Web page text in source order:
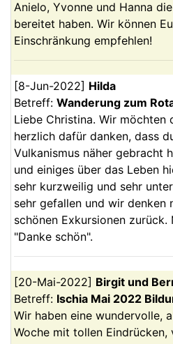
Anielo, Yvonne und Hanna
bereitet haben. Wir können
Einschränkung empfehlen!
[8-Jun-2022] Hilda
Betreff: Wanderung zum
Liebe Christina. Wir möchten
herzlich dafür danken, dass
Vulkanismus näher gebracht
und einiges über das Leben
sehr kurzweilig und sehr
sehr gefallen und wir denken
schönen Exkursionen
"Danke schön".
[20-Mai-2022] Birgit und
Betreff: Ischia Mai 2022
Wir haben eine wundervolle,
Woche mit tollen Eindrücken,